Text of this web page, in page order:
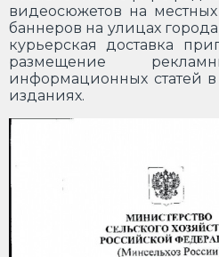
видеосюжетов на
баннеров на улицах
курьерская доставка
размещение
информационных статей
изданиях.